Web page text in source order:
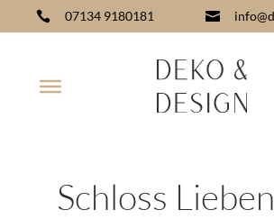
 07134 9180181 
Schloss